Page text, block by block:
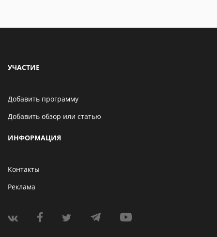
УЧАСТИЕ
Добавить программу
Добавить обзор или статью
ИНФОРМАЦИЯ
Контакты
Реклама